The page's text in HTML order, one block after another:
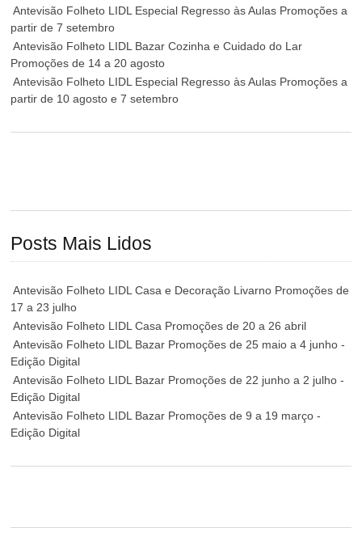
Antevisão Folheto LIDL Especial Regresso às Aulas Promoções a
partir de 7 setembro
Antevisão Folheto LIDL Bazar Cozinha e Cuidado do Lar
Promoções de 14 a 20 agosto
Antevisão Folheto LIDL Especial Regresso às Aulas Promoções a
partir de 10 agosto e 7 setembro
Posts Mais Lidos
Antevisão Folheto LIDL Casa e Decoração Livarno Promoções de
17 a 23 julho
Antevisão Folheto LIDL Casa Promoções de 20 a 26 abril
Antevisão Folheto LIDL Bazar Promoções de 25 maio a 4 junho -
Edição Digital
Antevisão Folheto LIDL Bazar Promoções de 22 junho a 2 julho -
Edição Digital
Antevisão Folheto LIDL Bazar Promoções de 9 a 19 março -
Edição Digital